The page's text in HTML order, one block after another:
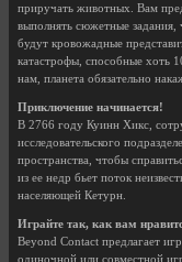
приручать животных. Вам
выполнять сюжетные
будут кровожадные
катастрофы, способные хоть
нам, планета обязательно
Приключение начинается!
В 2766 году Куинн Хикс,
исследовательского
пространства, чтобы
из ее недр бьет поток
населяющей Кетурн.
Играйте так, как вам
Beyond Contact предлагает